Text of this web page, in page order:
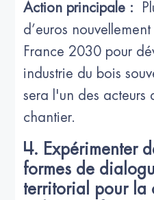
Action principale :
d’euros
France 2030 pour
industrie du bois
sera l'un des
chantier.
4. Expérimenter
formes de
territorial pour la